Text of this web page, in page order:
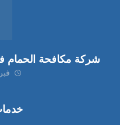
شركة مكافحة الحمام في رأس